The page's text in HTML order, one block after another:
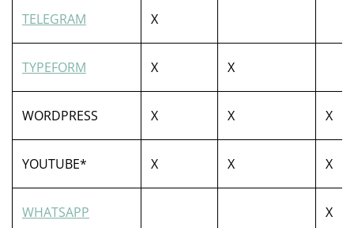
TELEGRAM X
TYPEFORM X X
WORDPRESS X X X
YOUTUBE* X X X
WHATSAPP X